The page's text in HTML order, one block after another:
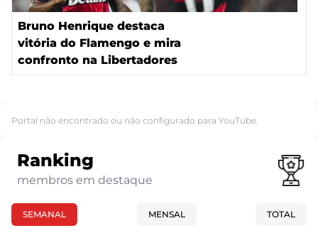
Bruno Henrique destaca
vitória do Flamengo e mira
confronto na Libertadores
Portal não encontrado ou não configurado para YouTube.
Ranking
membros em destaque
SEMANAL MENSAL TOTAL